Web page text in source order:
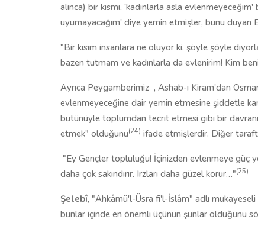
alınca) bir kısmı, 'kadınlarla asla
uyumayacağım' diye yemin etmişler, bunu duyan
"Bir kısım insanlara ne oluyor ki, şöyle şöyle
bazen tutmam ve kadınlarla da evlenirim! Kim
Ayrıca Peygamberimiz , Ashab-ı Kiram'dan
evlenmeyeceğine dair yemin etmesine şiddetle
bütünüyle toplumdan tecrit etmesi gibi bir
etmek" olduğunu(24) ifade etmişlerdir. Diğer
"Ey Gençler topluluğu! İçinizden evlenmeye güç
daha çok sakındırır. Irzları daha güzel korur…"(25)
Şelebî, "Ahkâmü'l-Üsra fi'l-İslâm" adlı mukayeseli
bunlar içinde en önemli üçünün şunlar olduğunu